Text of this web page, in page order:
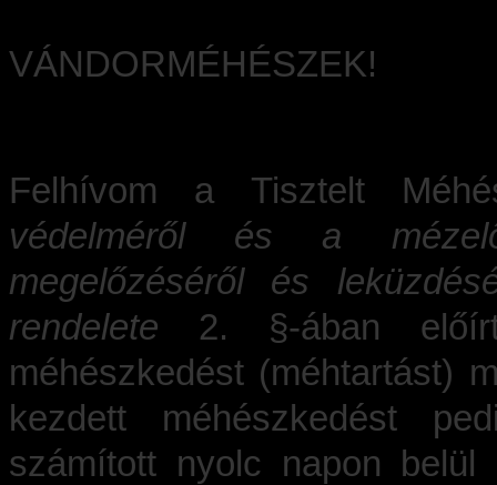
VÁNDORMÉHÉSZEK!
Felhívom a Tisztelt
védelméről és a
megelőzéséről és
rendelete 2. §-ában előírt
méhészkedést (méhtartást)
kezdett méhészkedést
számított nyolc napon belül